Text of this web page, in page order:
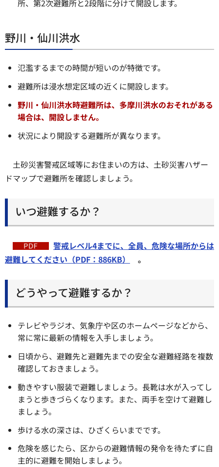
所、第2次避難所と2段階に分けて開設します。
野川・仙川洪水
氾濫するまでの時間が短いのが特徴です。
避難所は浸水想定区域の近くに開設します。
野川・仙川洪水時避難所は、多摩川洪水のおそれがある
場合は、開設しません。
状況により開設する避難所が異なります。
土砂災害警戒区域等にお住まいの方は、土砂災害ハザー
ドマップで避難所を確認しましょう。
いつ避難するか？
警戒レベル4までに、全員、危険な場所からは
避難してください（PDF：886KB）
。
どうやって避難するか？
テレビやラジオ、気象庁や区のホームページなどから、
常に常に最新の情報を入手しましょう。
日頃から、避難先と避難先までの安全な避難経路を複数
確認しておきましょう。
動きやすい服装で避難しましょう。長靴は水が入ってし
まうと歩きづらくなります。また、両手を空けて避難し
ましょう。
歩ける水の深さは、ひざくらいまでです。
危険を感じたら、区からの避難情報の発令を待たずに自
主的に避難を開始しましょう。